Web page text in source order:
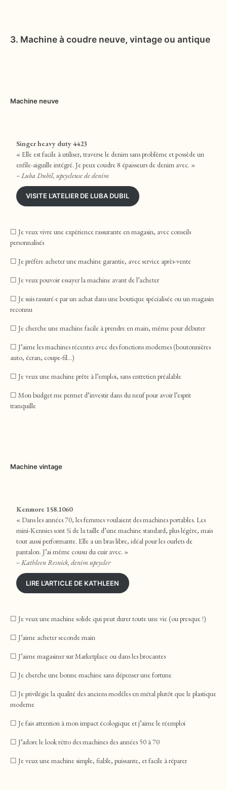
3. Machine à coudre neuve, vintage ou antique
Machine neuve
Singer heavy duty 4423
« Elle est facile à utiliser, traverse le denim sans problème et possède un
enfile-aiguille intégré. Je peux coudre 8 épaisseurs de denim avec. »
– Luba Dubil, upcycleuse de denim
VISITE L’ATELIER DE LUBA DUBIL
☐ Je veux vivre une expérience rassurante en magasin, avec conseils
personnalisés
☐ Je préfère acheter une machine garantie, avec service après-vente
☐ Je veux pouvoir essayer la machine avant de l’acheter
☐ Je suis rassuré·e par un achat dans une boutique spécialisée ou un magasin
reconnu
☐ Je cherche une machine facile à prendre en main, même pour débuter
☐ J’aime les machines récentes avec des fonctions modernes (boutonnières
auto, écran, coupe-fil…)
☐ Je veux une machine prête à l’emploi, sans entretien préalable
☐ Mon budget me permet d’investir dans du neuf pour avoir l’esprit
tranquille
Machine vintage
Kenmore 158.1060
« Dans les années 70, les femmes voulaient des machines portables. Les
mini-Kennies sont ¾ de la taille d’une machine standard, plus légère, mais
tout aussi performante. Elle a un bras libre, idéal pour les ourlets de
pantalon. J’ai même cousu du cuir avec. »
– Kathleen Resnick, denim upcycler
LIRE L’ARTICLE DE KATHLEEN
☐ Je veux une machine solide qui peut durer toute une vie (ou presque !)
☐ J’aime acheter seconde main
☐ J’aime magasiner sur Marketplace ou dans les brocantes
☐ Je cherche une bonne machine sans dépenser une fortune
☐ Je privilégie la qualité des anciens modèles en métal plutôt que le plastique
moderne
☐ Je fais attention à mon impact écologique et j’aime le réemploi
☐ J’adore le look rétro des machines des années 50 à 70
☐ Je veux une machine simple, fiable, puissante, et facile à réparer